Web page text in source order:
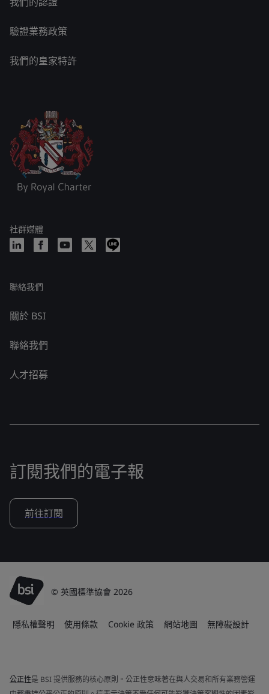
驗證業務政策
我們的皇家特許
社群媒體
聯絡我們
關於 BSI
聯絡我們
人才招募
訂閱我們的電子報
前往訂閱
© 英國標準協會 2026
隱私權聲明 使用條款 Cookie 政策 網站地圖 無障礙設計
公正性是 BSI 提供服務的核心原則。公正性意味著在與人交易和所有業務營運